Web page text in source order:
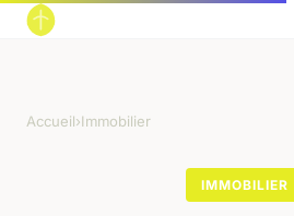
Accueil›Immobilier
IMMOBILIER